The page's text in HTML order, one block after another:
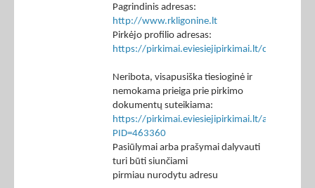
Pagrindinis adresas:
http://www.rkligonine.lt
Pirkėjo profilio adresas:
https://pirkimai.eviesiejipirkimai.lt/ctm/
Neribota, visapusiška tiesioginė ir
nemokama prieiga prie pirkimo
dokumentų suteikiama:
https://pirkimai.eviesiejipirkimai.lt/app/rfq/
PID=463360
Pasiūlymai arba prašymai dalyvauti
turi būti siunčiami
pirmiau nurodytu adresu